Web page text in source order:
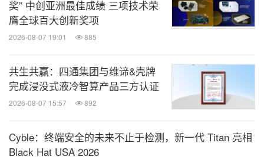
奖” 中创亚洲最佳成绩 三项技术荣
膺全球百大创新奖项
2026-08-07 19:01 885
共生共赢：四通集团与维谛&壳牌
完成浸没式液冷智算产品三方认证
2026-08-07 15:57 892
Cyble：终端安全的未来不止于检测，新一代 Titan 亮相
Black Hat USA 2026